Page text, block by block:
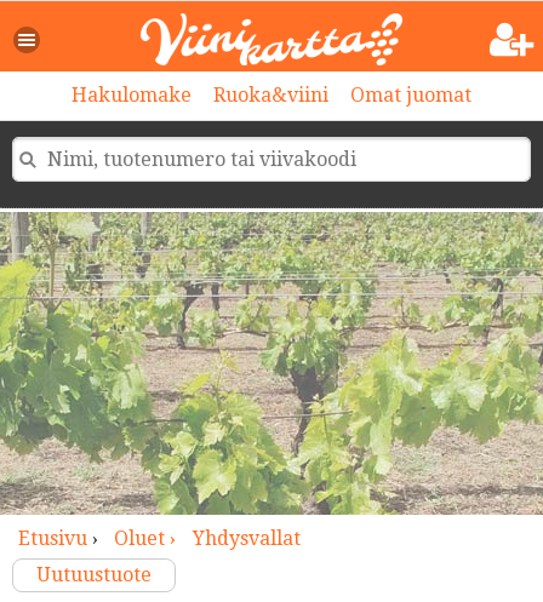
Hakulomake Ruoka&viini Omat juomat
Etusivu› Oluet ›
Yhdysvallat
Uutuustuote